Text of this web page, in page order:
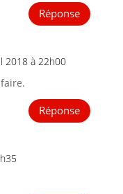
Réponse
2018 à 22h00
Réponse